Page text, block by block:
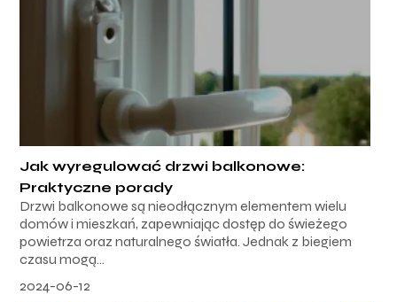
Jak wyregulować drzwi balkonowe:
Praktyczne porady
Drzwi balkonowe są nieodłącznym elementem wielu
domów i mieszkań, zapewniając dostęp do świeżego
powietrza oraz naturalnego światła. Jednak z biegiem
czasu mogą...
2024-06-12